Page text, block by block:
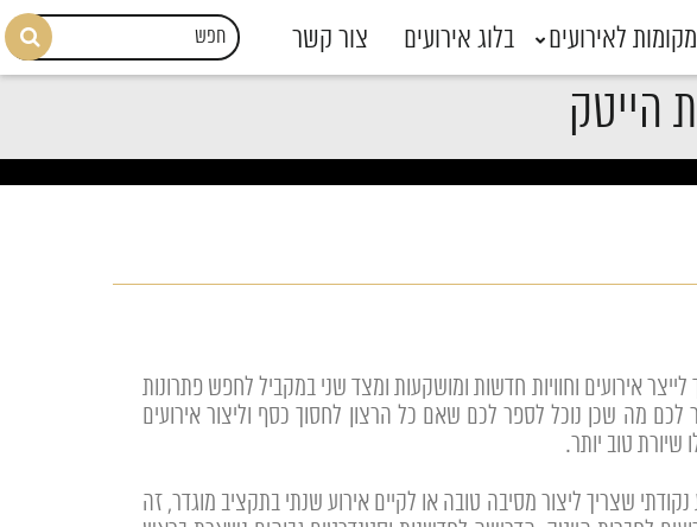
מקומות לאירועים בלוג אירועים צור קשר
הייטק
אירועים וחוויות חדשות ומושקעות ומצד שני במקביל לחפש פתרונות
מה שכן נוכל לספר לכם שאם כל הרצון לחסוך כסף וליצור אירועים
טוב יותר.
שצריך ליצור מסיבה טובה או לקיים אירוע שנתי בתקציב מוגדר, זה